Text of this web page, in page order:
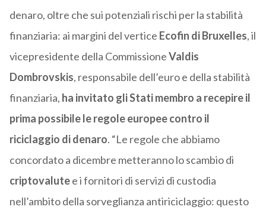
denaro, oltre che sui potenziali rischi per la stabilità
finanziaria: ai margini del vertice Ecofin di Bruxelles, il
vicepresidente della CommissioneValdis
Dombrovskis, responsabile dell’euro e della stabilità
finanziaria, ha invitato gli Stati membro a recepire il
prima possibile le regole europeecontro il
riciclaggio di denaro. “Le regole che abbiamo
concordato a dicembre metteranno lo scambio di
criptovalutee i fornitori di servizi di custodia
nell’ambito della sorveglianza antiriciclaggio: questo